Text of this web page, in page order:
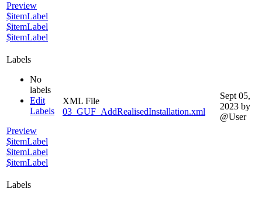
Preview
$itemLabel
$itemLabel
$itemLabel
Labels
No
labels
Edit
Labels
Preview
$itemLabel
$itemLabel
$itemLabel
XML File
03_GUF_AddRealisedInstallation.xml
Sept 05,
2023 by
@User
Labels